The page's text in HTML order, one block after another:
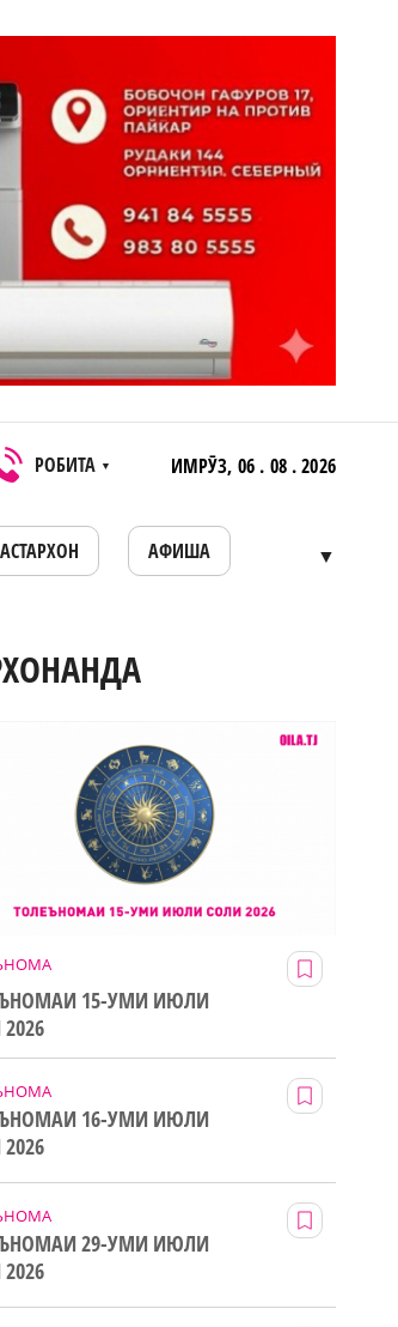
РОБИТА ▼ ИМРӮЗ, 06 . 08 . 2026
АФИША ▼
15-УМИ ИЮЛИ
16-УМИ ИЮЛИ
29-УМИ ИЮЛИ